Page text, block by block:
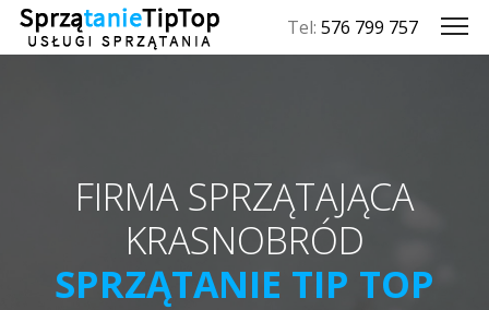
Tel: 576 799 757
FIRMA SPRZĄTAJĄCA
KRASNOBRÓD
SPRZĄTANIE TIP TOP